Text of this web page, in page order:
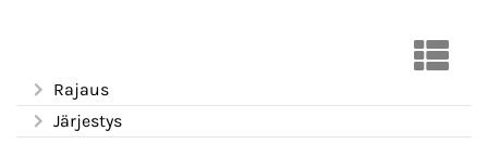
Rajaus
Järjestys